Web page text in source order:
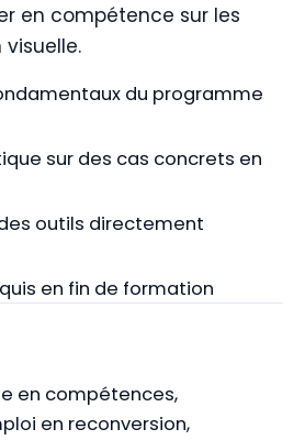
en compétence sur les
du programme
sur des cas concrets en
outils directement
en fin de formation
en compétences,
en reconversion,